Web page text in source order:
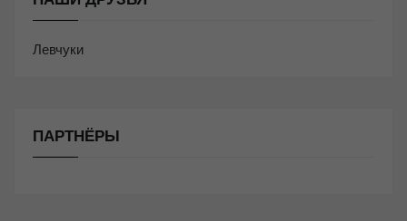
Левчуки
ПАРТНЁРЫ